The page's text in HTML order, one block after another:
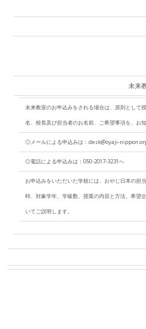
未来
未来教室のお申込みをされる場合は、原則として
名、校長及び担当者のお名前、ご希望事項を、お知
◎メールによる申込みは：desk@oyaji-
◎電話による申込みは：050‐2017-3231へ
お申込みをいただいた学校には、おやじ日本の担
時、対象学年、学級数、授業の内容と方法、希望
いてご説明します。